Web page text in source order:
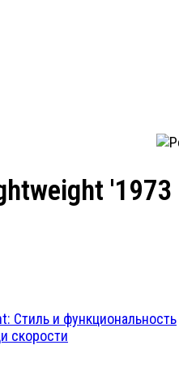
'1973
Стиль и функциональность
скорости